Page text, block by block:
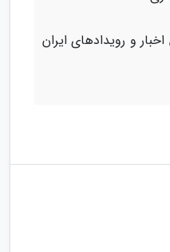
و رویدادهای ایران